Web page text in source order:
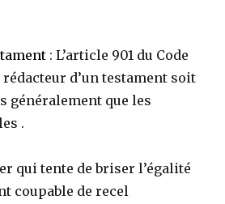
: L’article 901 du Code
d’un testament soit
généralement que les
.
qui tente de briser l’égalité
coupable de recel